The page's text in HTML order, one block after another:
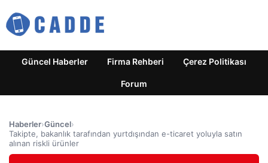
Güncel Haberler Firma Rehberi Çerez Politikası
Forum
Haberler›Güncel›
Takipte, bakanlık tarafından yurtdışından e-ticaret yoluyla satın
alınan riskli ürünler